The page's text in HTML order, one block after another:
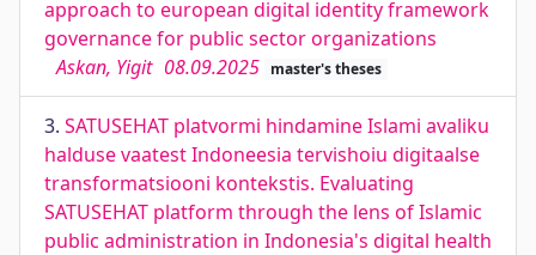
approach to european digital identity framework
governance for public sector organizations
Askan, Yigit 08.09.2025 master's theses
3. SATUSEHAT platvormi hindamine Islami avaliku
halduse vaatest Indoneesia tervishoiu digitaalse
transformatsiooni kontekstis. Evaluating
SATUSEHAT platform through the lens of Islamic
public administration in Indonesia's digital health